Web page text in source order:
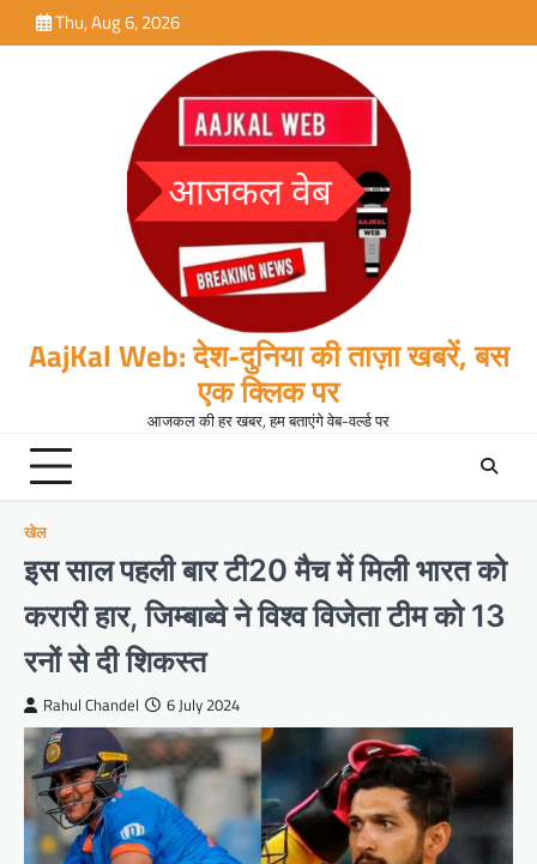
to
Thu, Aug 6, 2026
AajKal Web: देश-दुनिया की ताज़ा खबरें, बस
एक क्लिक पर
आजकल की हर खबर, हम बताएंगे वेब-वर्ल्ड पर
खेल
इस साल पहली बार टी20 मैच में मिली भारत को
करारी हार, जिम्बाब्वे ने विश्व विजेता टीम को 13
रनों से दी शिकस्त
Rahul Chandel 6 July 2024